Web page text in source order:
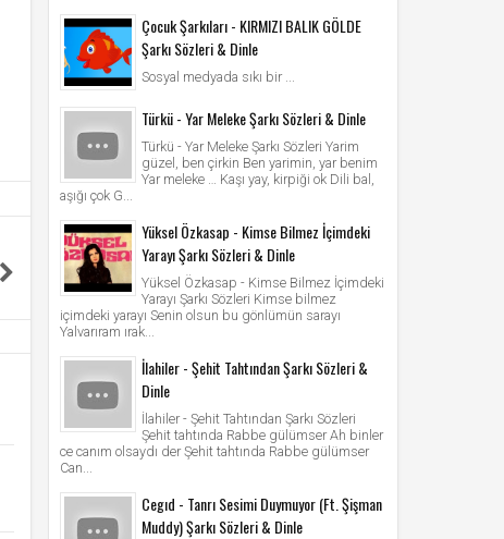
Çocuk Şarkıları - KIRMIZI BALIK GÖLDE
Şarkı Sözleri & Dinle
Sosyal medyada sıkı bir ...
Türkü - Yar Meleke Şarkı Sözleri & Dinle
Türkü - Yar Meleke Şarkı Sözleri Yarim
güzel, ben çirkin Ben yarimin, yar benim
Yar meleke … Kaşı yay, kirpiği ok Dili bal,
aşığı çok G...
Yüksel Özkasap - Kimse Bilmez İçimdeki
Yarayı Şarkı Sözleri & Dinle
Yüksel Özkasap - Kimse Bilmez İçimdeki
Yarayı Şarkı Sözleri Kimse bilmez
içimdeki yarayı Senin olsun bu gönlümün sarayı
Yalvarıram ırak...
İlahiler - Şehit Tahtından Şarkı Sözleri &
Dinle
İlahiler - Şehit Tahtından Şarkı Sözleri
Şehit tahtında Rabbe gülümser Ah binler
ce canım olsaydı der Şehit tahtında Rabbe gülümser
Can...
Cegıd - Tanrı Sesimi Duymuyor (Ft. Şişman
Muddy) Şarkı Sözleri & Dinle